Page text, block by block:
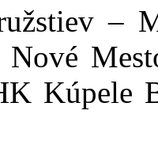
–
Kúpele